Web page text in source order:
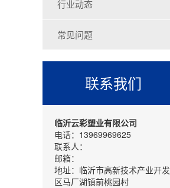
行业动态
常见问题
联系我们
临沂云彩塑业有限公司
电话：13969969625
联系人：
邮箱：
地址：临沂市高新技术产业开发
区马厂湖镇前桃园村